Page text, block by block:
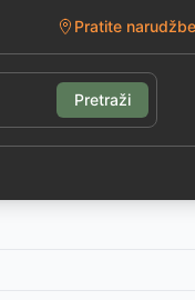
Pratite
Pretraži